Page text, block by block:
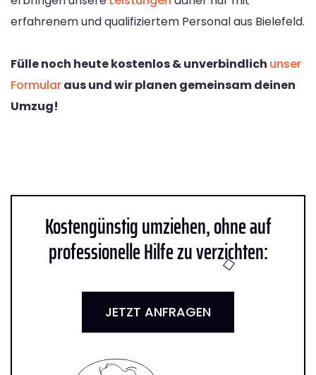
erfahrenem und qualifiziertem Personal aus Bielefeld.
Fülle noch heute kostenlos & unverbindlich unser
Formularaus und wir planen gemeinsam deinen
Umzug!
Kostengünstig umziehen, ohne auf
professionelle Hilfe zu verzichten:
JETZT ANFRAGEN